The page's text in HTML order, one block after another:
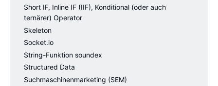
Short IF, Inline IF (IIF), Konditional (oder auch
ternärer) Operator
Skeleton
Socket.io
String-Funktion soundex
Structured Data
Suchmaschinenmarketing (SEM)